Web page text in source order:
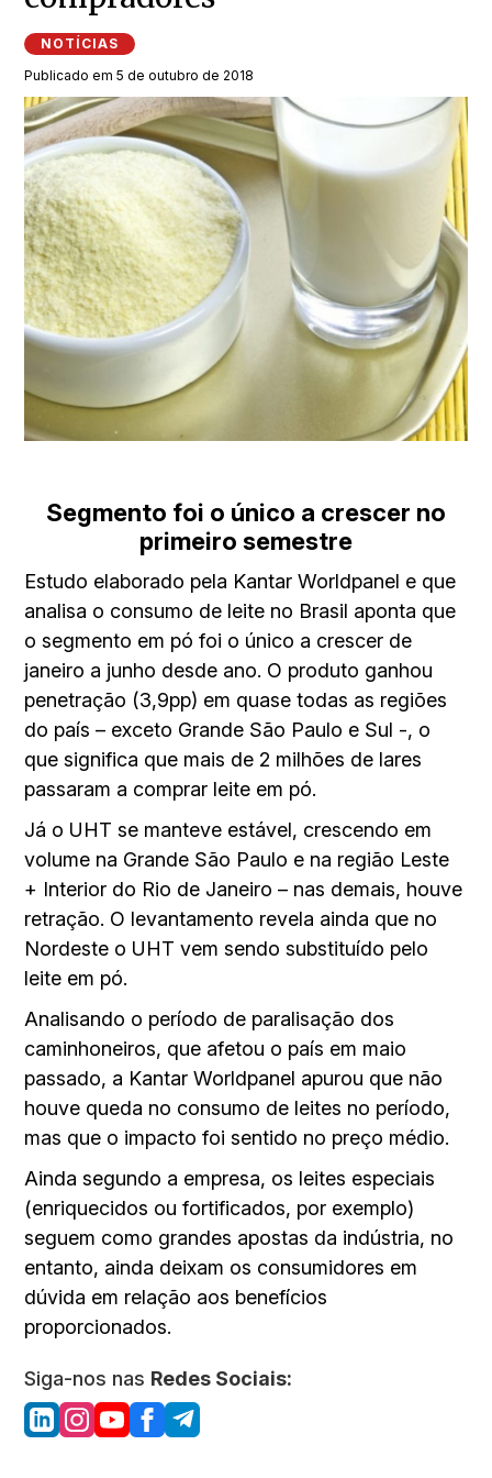
NOTÍCIAS
Publicado em 5 de outubro de 2018
Segmento foi o único a crescer no
primeiro semestre
Estudo elaborado pela Kantar Worldpanel e que
analisa o consumo de leite no Brasil aponta que
o segmento em pó foi o único a crescer de
janeiro a junho desde ano. O produto ganhou
penetração (3,9pp) em quase todas as regiões
do país – exceto Grande São Paulo e Sul -, o
que significa que mais de 2 milhões de lares
passaram a comprar leite em pó.
Já o UHT se manteve estável, crescendo em
volume na Grande São Paulo e na região Leste
+ Interior do Rio de Janeiro – nas demais, houve
retração. O levantamento revela ainda que no
Nordeste o UHT vem sendo substituído pelo
leite em pó.
Analisando o período de paralisação dos
caminhoneiros, que afetou o país em maio
passado, a Kantar Worldpanel apurou que não
houve queda no consumo de leites no período,
mas que o impacto foi sentido no preço médio.
Ainda segundo a empresa, os leites especiais
(enriquecidos ou fortificados, por exemplo)
seguem como grandes apostas da indústria, no
entanto, ainda deixam os consumidores em
dúvida em relação aos benefícios
proporcionados.
Siga-nos nas Redes Sociais: